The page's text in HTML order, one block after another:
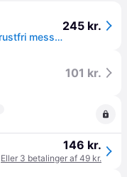
Abus Abus Hængelås T84MB/40 rustfri messing 43mm bred Nautic 1 STK
245 kr.
101 kr.
146 kr.
Eller 3 betalinger af 49 kr.